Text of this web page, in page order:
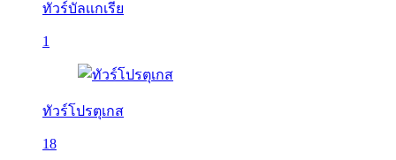
ทัวร์บัลเเกเรีย
1
ทัวร์โปรตุเกส
18